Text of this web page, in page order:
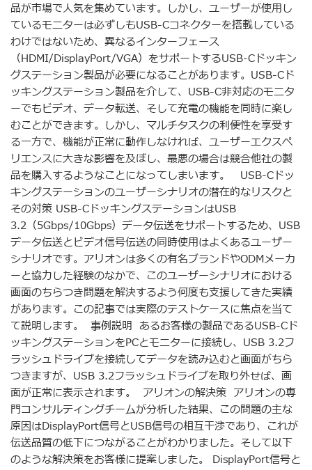
品が市場で人気を集めています。しかし、ユーザーが使用し
ているモニターは必ずしもUSB-Cコネクターを搭載している
わけではないため、異なるインターフェース
（HDMI/DisplayPort/VGA）をサポートするUSB-Cドッキン
グステーション製品が必要になることがあります。USB-Cド
ッキングステーション製品を介して、USB-C非対応のモニタ
ーでもビデオ、データ転送、そして充電の機能を同時に楽し
むことができます。しかし、マルチタスクの利便性を享受す
る一方で、機能が正常に動作しなければ、ユーザーエクスペ
リエンスに大きな影響を及ぼし、最悪の場合は競合他社の製
品を購入するようなことになってしまいます。 USB-Cドッ
キングステーションのユーザーシナリオの潜在的なリスクと
その対策 USB-CドッキングステーションはUSB
3.2（5Gbps/10Gbps）データ伝送をサポートするため、USB
データ伝送とビデオ信号伝送の同時使用はよくあるユーザー
シナリオです。アリオンは多くの有名ブランドやODMメーカ
ーと協力した経験のなかで、このユーザーシナリオにおける
画面のちらつき問題を解決するよう何度も支援してきた実績
があります。この記事では実際のテストケースに焦点を当て
て説明します。 事例説明 あるお客様の製品であるUSB-Cド
ッキングステーションをPCとモニターに接続し、USB 3.2フ
ラッシュドライブを接続してデータを読み込むと画面がちら
つきますが、USB 3.2フラッシュドライブを取り外せば、画
面が正常に表示されます。 アリオンの解決策 アリオンの専
門コンサルティングチームが分析した結果、この問題の主な
原因はDisplayPort信号とUSB信号の相互干渉であり、これが
伝送品質の低下につながることがわかりました。そして以下
のような解決策をお客様に提案しました。 DisplayPort信号と